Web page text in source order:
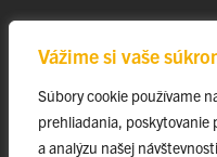
Vážime si vaše
Súbory cookie používame
prehliadania, poskytovanie
a analýzu našej
Projekty
Špičkové tímy